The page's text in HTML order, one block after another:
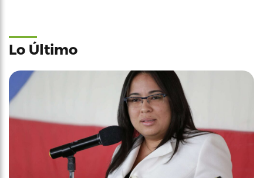
Lo Último